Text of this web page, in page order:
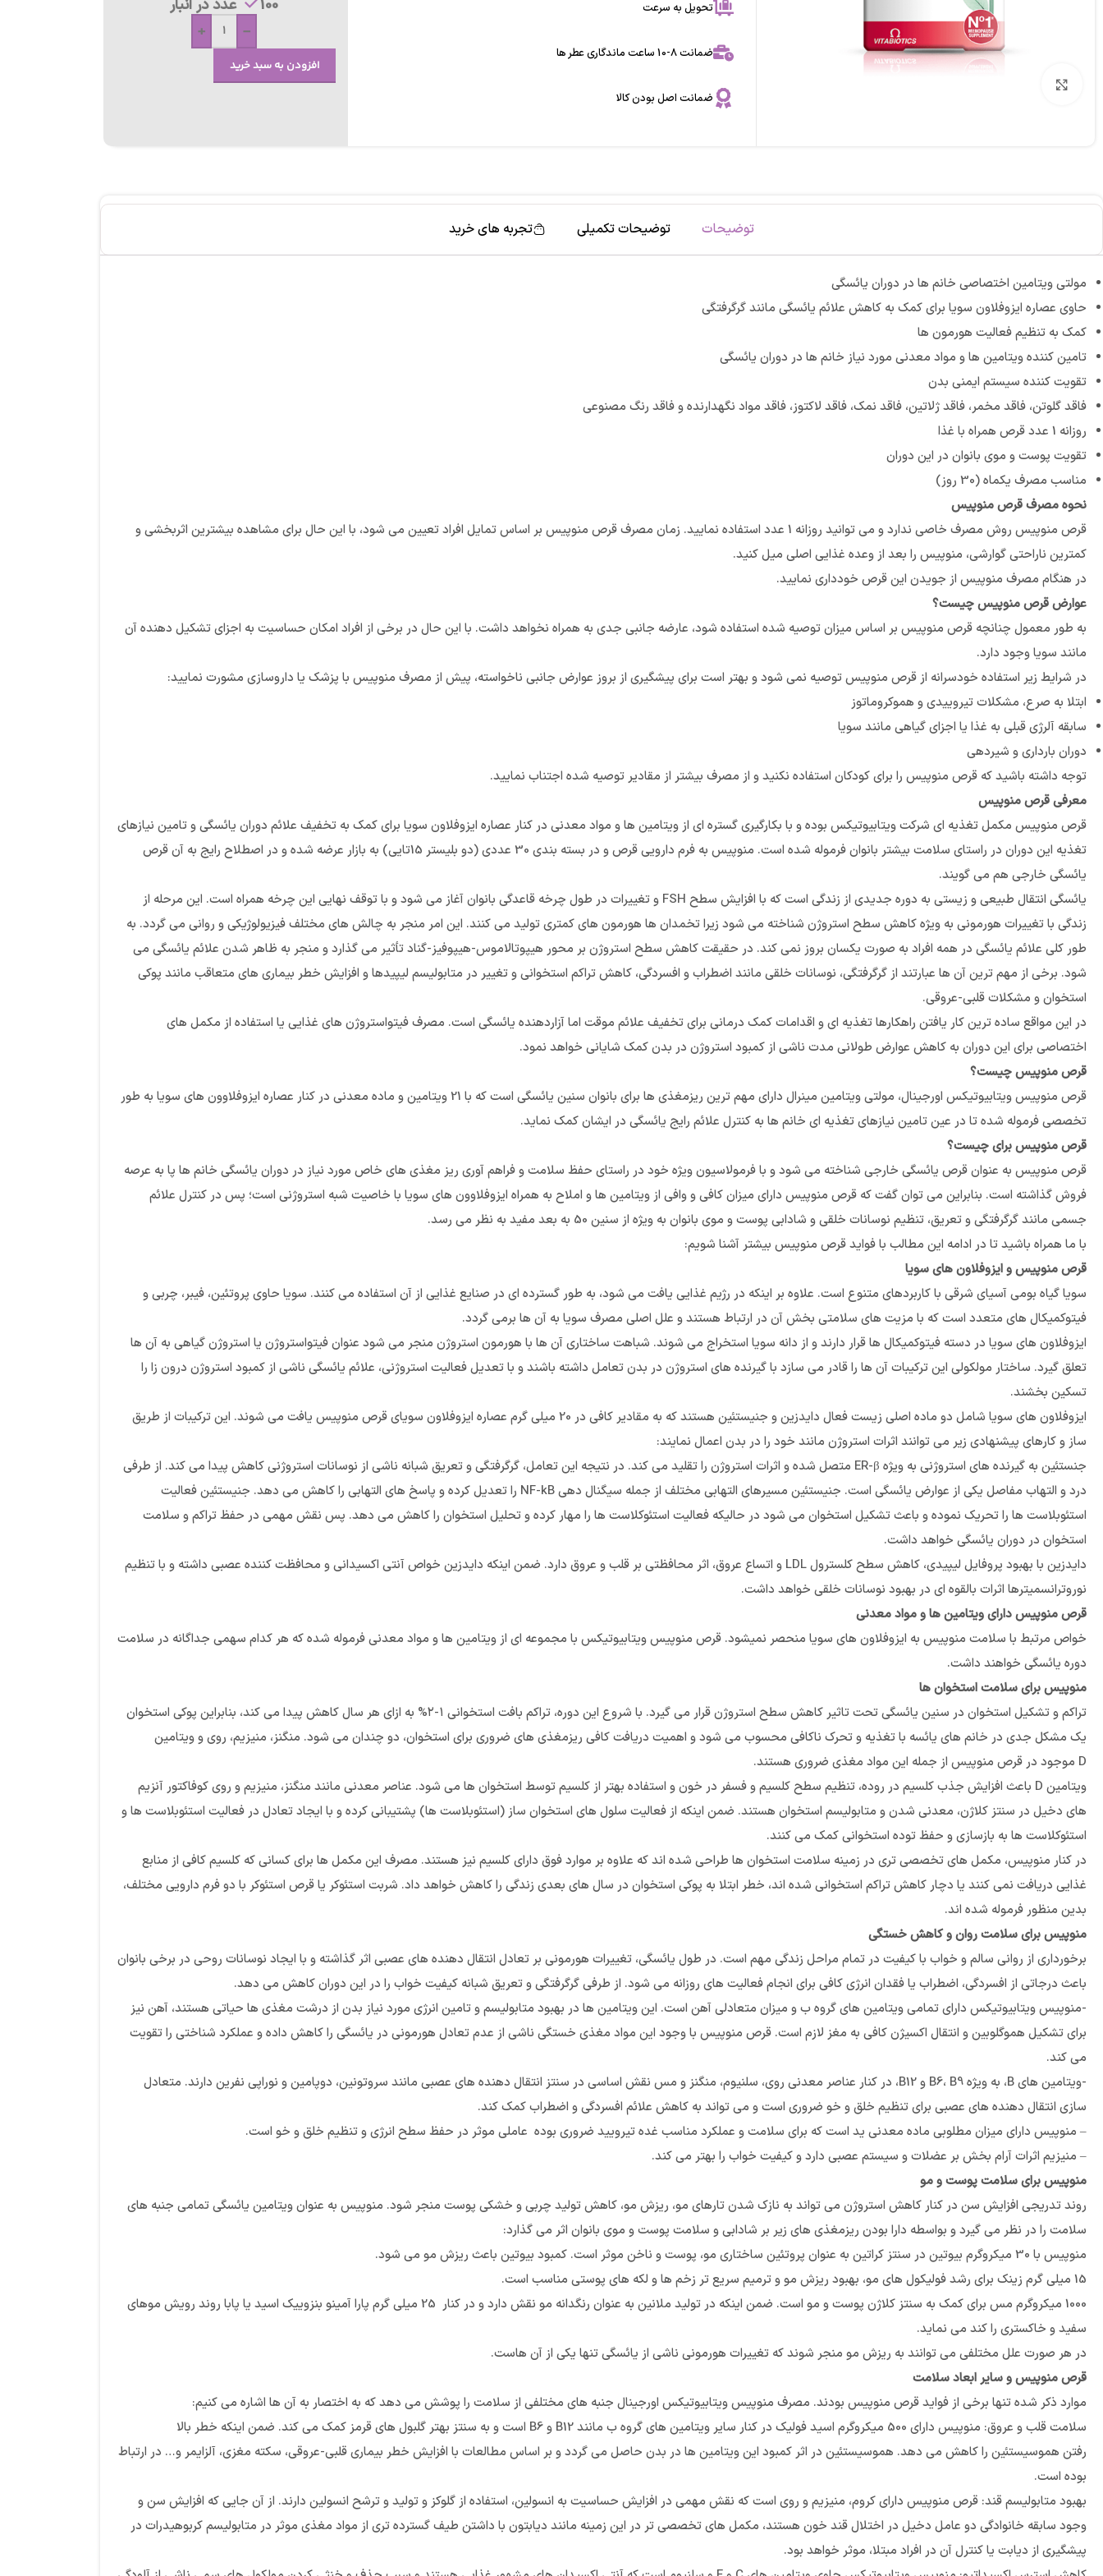
تحویل به سرعت
ضمانت 8-10 ساعت ماندگاری عطر ها
ضمانت اصل بودن کالا
100 عدد در انبار
-
+
افزودن به سبد خرید
توضیحات توضیحات تکمیلی تجربه های خرید
مولتی ویتامین اختصاصی خانم ها در دوران یائسگی
حاوی عصاره ایزوفلاون سویا برای کمک به کاهش علائم یائسگی مانند گرگرفتگی
کمک به تنظیم فعالیت هورمون ها
تامین کننده ویتامین ها و مواد معدنی مورد نیاز خانم ها در دوران یائسگی
تقویت کننده سیستم ایمنی بدن
فاقد گلوتن، فاقد مخمر، فاقد ژلاتین، فاقد نمک، فاقد لاکتوز، فاقد مواد نگهدارنده و فاقد رنگ مصنوعی
روزانه 1 عدد قرص همراه با غذا
تقویت پوست و موی بانوان در این دوران
مناسب مصرف یکماه (30 روز)
نحوه مصرف قرص منوپیس
قرص منوپیس روش مصرف خاصی ندارد و می توانید روزانه 1 عدد استفاده نمایید. زمان مصرف قرص منوپیس بر اساس تمایل افراد تعیین می شود، با این حال برای مشاهده بیشترین اثربخشی و
کمترین ناراحتی گوارشی، منوپیس را بعد از وعده غذایی اصلی میل کنید.
در هنگام مصرف منوپیس از جویدن این قرص خودداری نمایید.
عوارض قرص منوپیس چیست؟
به طور معمول چنانچه قرص منوپیس بر اساس میزان توصیه شده استفاده شود، عارضه جانبی جدی به همراه نخواهد داشت. با این حال در برخی از افراد امکان حساسیت به اجزای تشکیل دهنده آن
مانند سویا وجود دارد.
در شرایط زیر استفاده خودسرانه از قرص منوپیس توصیه نمی شود و بهتر است برای پیشگیری از بروز عوارض جانبی ناخواسته، پیش از مصرف منوپیس با پزشک یا داروسازی مشورت نمایید:
ابتلا به صرع، مشکلات تیروییدی و هموکروماتوز
سابقه آلرژی قبلی به غذا یا اجزای گیاهی مانند سویا
دوران بارداری و شیردهی
توجه داشته باشید که قرص منوپیس را برای کودکان استفاده نکنید و از مصرف بیشتر از مقادیر توصیه شده اجتناب نمایید.
معرفی قرص منوپیس
قرص منوپیس مکمل تغذیه ای شرکت ویتابیوتیکس بوده و با بکارگیری گستره ای از ویتامین ها و مواد معدنی در کنار عصاره ایزوفلاون سویا برای کمک به تخفیف علائم دوران یائسگی و تامین نیازهای
تغذیه این دوران در راستای سلامت بیشتر بانوان فرموله شده است. منوپیس به فرم دارویی قرص و در بسته بندی 30 عددی (دو بلیستر 15تایی) به بازار عرضه شده و در اصطلاح رایج به آن قرص
یائسگی خارجی هم می گویند.
یائسگی انتقال طبیعی و زیستی به دوره جدیدی از زندگی است که با افزایش سطح FSH و تغییرات در طول چرخه قاعدگی بانوان آغاز می شود و با توقف نهایی این چرخه همراه است. این مرحله از
زندگی با تغییرات هورمونی به ویژه کاهش سطح استروژن شناخته می شود زیرا تخمدان ها هورمون های کمتری تولید می کنند. این امر منجر به چالش های مختلف فیزیولوژیکی و روانی می گردد. به
طور کلی علائم یائسگی در همه افراد به صورت یکسان بروز نمی کند. در حقیقت کاهش سطح استروژن بر محور هیپوتالاموس-هیپوفیز-گناد تأثیر می گذارد و منجر به ظاهر شدن علائم یائسگی می
شود. برخی از مهم ترین آن ها عبارتند از گرگرفتگی، نوسانات خلقی مانند اضطراب و افسردگی، کاهش تراکم استخوانی و تغییر در متابولیسم لیپیدها و افزایش خطر بیماری های متعاقب مانند پوکی
استخوان و مشکلات قلبی-عروقی.
در این مواقع ساده ترین کار یافتن راهکارها تغذیه ای و اقدامات کمک درمانی برای تخفیف علائم موقت اما آزاردهنده یائسگی است. مصرف فیتواستروژن های غذایی یا استفاده از مکمل های
اختصاصی برای این دوران به کاهش عوارض طولانی مدت ناشی از کمبود استروژن در بدن کمک شایانی خواهد نمود.
قرص منوپیس چیست؟
قرص منوپیس ویتابیوتیکس اورجینال، مولتی ویتامین مینرال دارای مهم ترین ریزمغذی ها برای بانوان سنین یائسگی است که با 21 ویتامین و ماده معدنی در کنار عصاره ایزوفلاوون های سویا به طور
تخصصی فرموله شده تا در عین تامین نیازهای تغذیه ای خانم ها به کنترل علائم رایج یائسگی در ایشان کمک نماید.
قرص منوپیس برای چیست؟
قرص منوپیس به عنوان قرص یائسگی خارجی شناخته می شود و با فرمولاسیون ویژه خود در راستای حفظ سلامت و فراهم آوری ریز مغذی های خاص مورد نیاز در دوران یائسگی خانم ها پا به عرصه
فروش گذاشته است. بنابراین می توان گفت که قرص منوپیس دارای میزان کافی و وافی از ویتامین ها و املاح به همراه ایزوفلاوون های سویا با خاصیت شبه استروژنی است؛ پس در کنترل علائم
جسمی مانند گرگرفتگی و تعریق، تنظیم نوسانات خلقی و شادابی پوست و موی بانوان به ویژه از سنین 50 به بعد مفید به نظر می رسد.
با ما همراه باشید تا در ادامه این مطالب با فواید قرص منوپیس بیشتر آشنا شویم:
قرص منوپیس و ایزوفلاون های سویا
سویا گیاه بومی آسیای شرقی با کاربردهای متنوع است. علاوه بر اینکه در رژیم غذایی یافت می شود، به طور گسترده ای در صنایع غذایی از آن استفاده می کنند. سویا حاوی پروتئین، فیبر، چربی و
فیتوکمیکال های متعدد است که با مزیت های سلامتی بخش آن در ارتباط هستند و علل اصلی مصرف سویا به آن ها برمی گردد.
ایزوفلاون های سویا در دسته فیتوکمیکال ها قرار دارند و از دانه سویا استخراج می شوند. شباهت ساختاری آن ها با هورمون استروژن منجر می شود عنوان فیتواستروژن یا استروژن گیاهی به آن ها
تعلق گیرد. ساختار مولکولی این ترکیبات آن ها را قادر می سازد با گیرنده های استروژن در بدن تعامل داشته باشند و با تعدیل فعالیت استروژنی، علائم یائسگی ناشی از کمبود استروژن درون زا را
تسکین بخشند.
ایزوفلاون های سویا شامل دو ماده اصلی زیست فعال دایدزین و جنیستئین هستند که به مقادیر کافی در 20 میلی گرم عصاره ایزوفلاون سویای قرص منوپیس یافت می شوند. این ترکیبات از طریق
ساز و کارهای پیشنهادی زیر می توانند اثرات استروژن مانند خود را در بدن اعمال نمایند:
جنستئین به گیرنده های استروژنی به ویژه ER-β متصل شده و اثرات استروژن را تقلید می کند. در نتیجه این تعامل، گرگرفتگی و تعریق شبانه ناشی از نوسانات استروژنی کاهش پیدا می کند. از طرفی
درد و التهاب مفاصل یکی از عوارض یائسگی است. جنیستئین مسیرهای التهابی مختلف از جمله سیگنال دهی NF-kB را تعدیل کرده و پاسخ های التهابی را کاهش می دهد. جنیستئین فعالیت
استئوبلاست ها را تحریک نموده و باعث تشکیل استخوان می شود در حالیکه فعالیت استئوکلاست ها را مهار کرده و تحلیل استخوان را کاهش می دهد. پس نقش مهمی در حفظ تراکم و سلامت
استخوان در دوران یائسگی خواهد داشت.
دایدزین با بهبود پروفایل لیپیدی، کاهش سطح کلسترول LDL و اتساع عروق، اثر محافظتی بر قلب و عروق دارد. ضمن اینکه دایدزین خواص آنتی اکسیدانی و محافظت کننده عصبی داشته و با تنظیم
نوروترانسمیترها اثرات بالقوه ای در بهبود نوسانات خلقی خواهد داشت.
قرص منوپیس دارای ویتامین ها و مواد معدنی
خواص مرتبط با سلامت منوپیس به ایزوفلاون های سویا منحصر نمیشود. قرص منوپیس ویتابیوتیکس با مجموعه ای از ویتامین ها و مواد معدنی فرموله شده که هر کدام سهمی جداگانه در سلامت
دوره یائسگی خواهند داشت.
منوپیس برای سلامت استخوان ها
تراکم و تشکیل استخوان در سنین یائسگی تحت تاثیر کاهش سطح استروژن قرار می گیرد. با شروع این دوره، تراکم بافت استخوانی ۱-۲% به ازای هر سال کاهش پیدا می کند، بنابراین پوکی استخوان
یک مشکل جدی در خانم های یائسه با تغذیه و تحرک ناکافی محسوب می شود و اهمیت دریافت کافی ریزمغذی های ضروری برای استخوان، دو چندان می شود. منگنز، منیزیم، روی و ویتامین
D موجود در قرص منوپیس از جمله این مواد مغذی ضروری هستند.
ویتامین D باعث افزایش جذب کلسیم در روده، تنظیم سطح کلسیم و فسفر در خون و استفاده بهتر از کلسیم توسط استخوان ها می شود. عناصر معدنی مانند منگنز، منیزیم و روی کوفاکتور آنزیم
های دخیل در سنتز کلاژن، معدنی شدن و متابولیسم استخوان هستند. ضمن اینکه از فعالیت سلول های استخوان ساز (استئوبلاست ها) پشتیبانی کرده و با ایجاد تعادل در فعالیت استئوبلاست ها و
استئوکلاست ها به بازسازی و حفظ توده استخوانی کمک می کنند.
در کنار منوپیس، مکمل های تخصصی تری در زمینه سلامت استخوان ها طراحی شده اند که علاوه بر موارد فوق دارای کلسیم نیز هستند. مصرف این مکمل ها برای کسانی که کلسیم کافی از منابع
غذایی دریافت نمی کنند یا دچار کاهش تراکم استخوانی شده اند، خطر ابتلا به پوکی استخوان در سال های بعدی زندگی را کاهش خواهد داد. شربت استئوکر یا قرص استئوکر با دو فرم دارویی مختلف،
بدین منظور فرموله شده اند.
منوپیس برای سلامت روان و کاهش خستگی
برخورداری از روانی سالم و خواب با کیفیت در تمام مراحل زندگی مهم است. در طول یائسگی، تغییرات هورمونی بر تعادل انتقال دهنده های عصبی اثر گذاشته و با ایجاد نوسانات روحی در برخی بانوان
باعث درجاتی از افسردگی، اضطراب یا فقدان انرژی کافی برای انجام فعالیت های روزانه می شود. از طرفی گرگرفتگی و تعریق شبانه کیفیت خواب را در این دوران کاهش می دهد.
-منوپیس ویتابیوتیکس دارای تمامی ویتامین های گروه ب و میزان متعادلی آهن است. این ویتامین ها در بهبود متابولیسم و تامین انرژی مورد نیاز بدن از درشت مغذی ها حیاتی هستند، آهن نیز
برای تشکیل هموگلوبین و انتقال اکسیژن کافی به مغز لازم است. قرص منوپیس با وجود این مواد مغذی خستگی ناشی از عدم تعادل هورمونی در یائسگی را کاهش داده و عملکرد شناختی را تقویت
می کند.
-ویتامین های B، به ویژه B6، B9 و B12، در کنار عناصر معدنی روی، سلنیوم، منگنز و مس نقش اساسی در سنتز انتقال دهنده های عصبی مانند سروتونین، دوپامین و نوراپی نفرین دارند. متعادل
سازی انتقال دهنده های عصبی برای تنظیم خلق و خو ضروری است و می تواند به کاهش علائم افسردگی و اضطراب کمک کند.
– منوپیس دارای میزان مطلوبی ماده معدنی ید است که برای سلامت و عملکرد مناسب غده تیرویید ضروری بوده عاملی موثر در حفظ سطح انرژی و تنظیم خلق و خو است.
– منیزیم اثرات آرام بخش بر عضلات و سیستم عصبی دارد و کیفیت خواب را بهتر می کند.
منوپیس برای سلامت پوست و مو
روند تدریجی افزایش سن در کنار کاهش استروژن می تواند به نازک شدن تارهای مو، ریزش مو، کاهش تولید چربی و خشکی پوست منجر شود. منوپیس به عنوان ویتامین یائسگی تمامی جنبه های
سلامت را در نظر می گیرد و بواسطه دارا بودن ریزمغذی های زیر بر شادابی و سلامت پوست و موی بانوان اثر می گذارد:
منوپیس با 30 میکروگرم بیوتین در سنتز کراتین به عنوان پروتئین ساختاری مو، پوست و ناخن موثر است. کمبود بیوتین باعث ریزش مو می شود.
15 میلی گرم زینک برای رشد فولیکول های مو، بهبود ریزش مو و ترمیم سریع تر زخم ها و لکه های پوستی مناسب است.
1000 میکروگرم مس برای کمک به سنتز کلاژن پوست و مو است. ضمن اینکه در تولید ملانین به عنوان رنگدانه مو نقش دارد و در کنار 25 میلی گرم پارا آمینو بنزوییک اسید یا پابا روند رویش موهای
سفید و خاکستری را کند می نماید.
در هر صورت علل مختلفی می توانند به ریزش مو منجر شوند که تغییرات هورمونی ناشی از یائسگی تنها یکی از آن هاست.
قرص منوپیس و سایر ابعاد سلامت
موارد ذکر شده تنها برخی از فواید قرص منوپیس بودند. مصرف منوپیس ویتابیوتیکس اورجینال جنبه های مختلفی از سلامت را پوشش می دهد که به اختصار به آن ها اشاره می کنیم:
سلامت قلب و عروق: منوپیس دارای 500 میکروگرم اسید فولیک در کنار سایر ویتامین های گروه ب مانند B12 و B6 است و به سنتز بهتر گلبول های قرمز کمک می کند. ضمن اینکه خطر بالا
رفتن هموسیستئین را کاهش می دهد. هموسیستئین در اثر کمبود این ویتامین ها در بدن حاصل می گردد و بر اساس مطالعات با افزایش خطر بیماری قلبی-عروقی، سکته مغزی، آلزایمر و… در ارتباط
بوده است.
بهبود متابولیسم قند: قرص منوپیس دارای کروم، منیزیم و روی است که نقش مهمی در افزایش حساسیت به انسولین، استفاده از گلوکز و تولید و ترشح انسولین دارند. از آن جایی که افزایش سن و
وجود سابقه خانوادگی دو عامل دخیل در اختلال قند خون هستند، مکمل های تخصصی تر در این زمینه مانند دیابتون با داشتن طیف گسترده تری از مواد مغذی موثر در متابولیسم کربوهیدرات در
پیشگیری از دیابت یا کنترل آن در افراد مبتلا، موثر خواهد بود.